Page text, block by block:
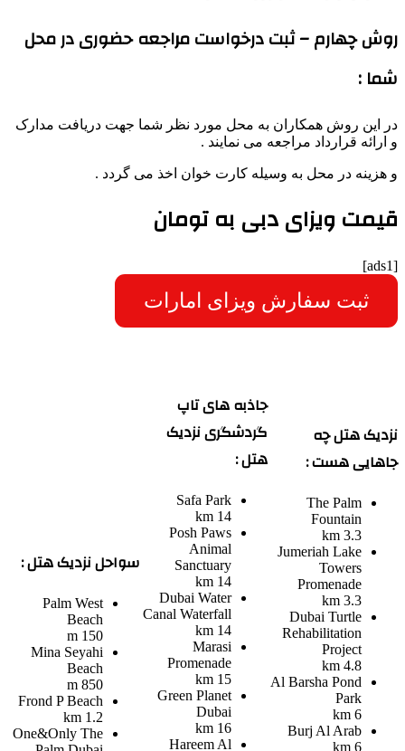
روش چهارم – ثبت درخواست مراجعه حضوری در محل
شما :
در این روش همکاران به محل مورد نظر شما جهت دریافت مدارک
و ارائه قرارداد مراجعه می نمایند .
و هزینه در محل به وسیله کارت خوان اخذ می گردد .
قیمت ویزای دبی به تومان
[ads1]
ثبت سفارش ویزای امارات
نزدیک هتل چه
جاهایی هست :
The Palm
Fountain
3.3 km
Jumeriah Lake
Towers
Promenade
3.3 km
Dubai Turtle
Rehabilitation
Project
4.8 km
Al Barsha Pond
Park
6 km
Burj Al Arab
6 km
جاذبه های تاپ
گردشگری نزدیک
هتل :
Safa Park
14 km
Posh Paws
Animal
Sanctuary
14 km
Dubai Water
Canal Waterfall
14 km
Marasi
Promenade
15 km
Green Planet
Dubai
16 km
Hareem Al
سواحل نزدیک هتل :
Palm West
Beach
150 m
Mina Seyahi
Beach
850 m
Frond P Beach
1.2 km
One&Only The